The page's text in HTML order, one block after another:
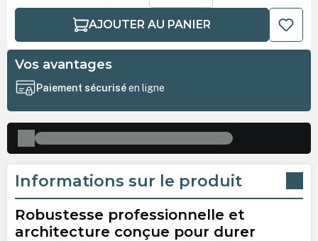
AJOUTER AU PANIER
Vos avantages
Paiement sécuriséen ligne
Informations sur le produit
Robustesse professionnelle et
architecture conçue pour durer